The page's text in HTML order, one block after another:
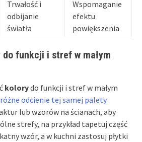
Trwałość i
odbijanie
światła
Wspomaganie
efektu
powiększenia
funkcji i stref w małym
kolorydo funkcji i stref w małym
odcienie tej samej palety
lub wzorów na ścianach, aby
strefy, na przykład tapetuj część
wzór, a w kuchni zastosuj płytki